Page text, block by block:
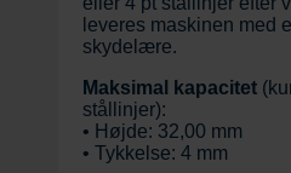
leveres maskinen med
skydelære.
Maksimal kapacitet
stållinjer):
• Højde: 32,00 mm
• Tykkelse: 4 mm